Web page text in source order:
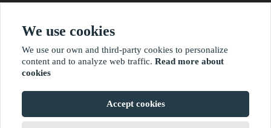
adresă
?2021 waimaoniu.net
We use cookies
We use our own and third-party cookies to personalize
content and to analyze web traffic. Read more about
cookies
Accept cookies